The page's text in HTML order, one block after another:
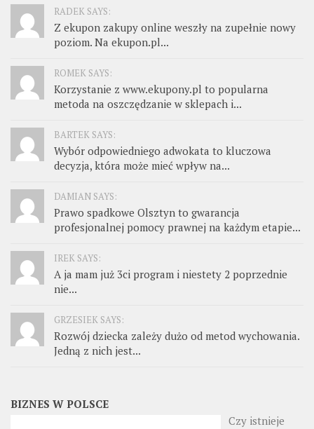
RADEK SAYS:
Z ekupon zakupy online weszły na zupełnie nowy
poziom. Na ekupon.pl...
ROMEK SAYS:
Korzystanie z www.ekupony.pl to popularna
metoda na oszczędzanie w sklepach i...
BARTEK SAYS:
Wybór odpowiedniego adwokata to kluczowa
decyzja, która może mieć wpływ na...
DAMIAN SAYS:
Prawo spadkowe Olsztyn to gwarancja
profesjonalnej pomocy prawnej na każdym etapie...
IREK SAYS:
A ja mam już 3ci program i niestety 2 poprzednie
nie...
GRZESIEK SAYS:
Rozwój dziecka zależy dużo od metod wychowania.
Jedną z nich jest...
BIZNES W POLSCE
Czy istnieje